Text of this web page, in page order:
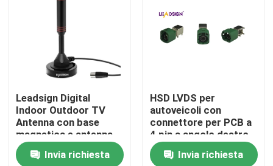
Prodotti
Video
Chi siamo
Giro della fabbrica
Leadsign Digital
Indoor Outdoor TV
Antenna con base
magnetica e antenna
TV via cavo lunga 16,5
piedi per 50 miglia
Invia richiesta
HSD LVDS per
autoveicoli con
connettore per PCB a
4 pin a angolo destro
Invia richiesta